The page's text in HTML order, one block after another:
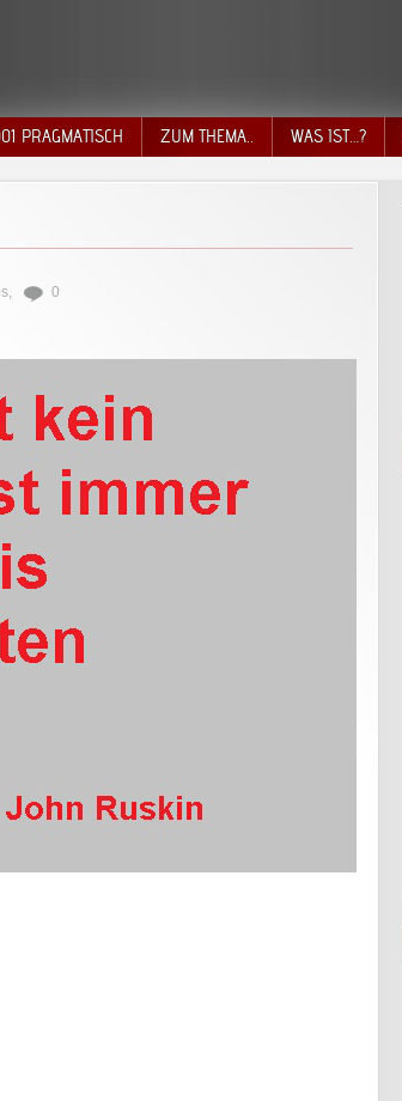
PRAGMATISCH ZUM THEMA.. WAS IST…?
, 0